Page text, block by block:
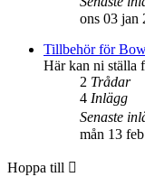
ons 03 jan
Tillbehör för
Här kan ni ställa
2 Trådar
4 Inlägg
Senaste
mån 13
Hoppa till